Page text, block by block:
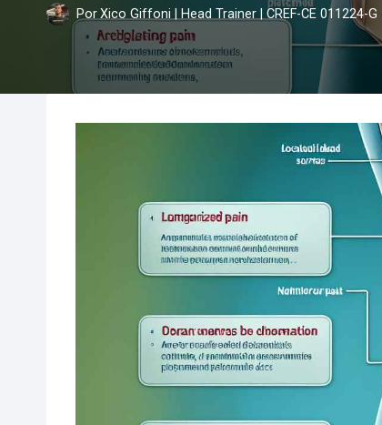
PorXico Giffoni | Head Trainer | CREF-CE 011224-G